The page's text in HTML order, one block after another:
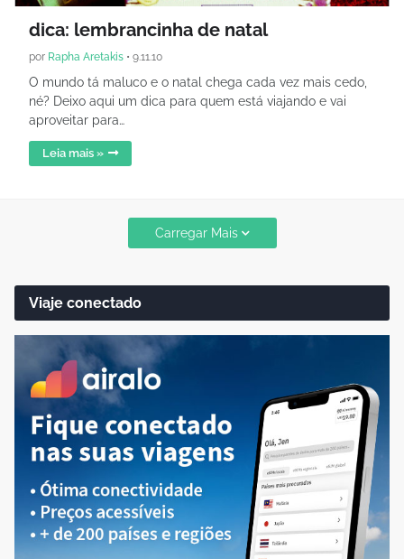
dica: lembrancinha de natal
por Rapha Aretakis • 9.11.10
O mundo tá maluco e o natal chega cada vez mais cedo,
né? Deixo aqui um dica para quem está viajando e vai
aproveitar para…
Leia mais »
Carregar Mais
Viaje conectado